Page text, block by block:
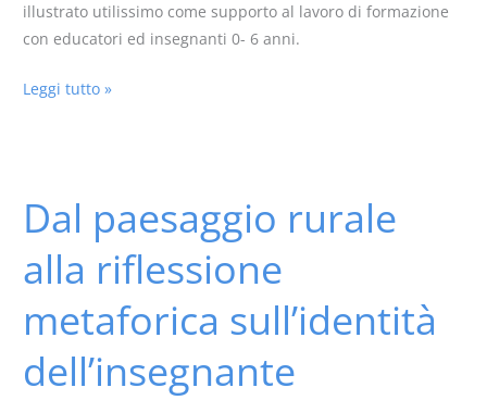
illustrato utilissimo come supporto al lavoro di formazione
con educatori ed insegnanti 0- 6 anni.
Leggi tutto »
Dal paesaggio rurale
alla riflessione
metaforica sull’identità
dell’insegnante
Dal
paesaggio
rurale
alla
riflessione
metaforica
sull’identità